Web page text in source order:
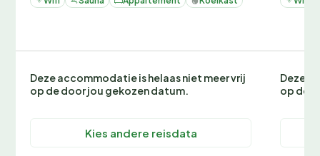
Deze accommodatie is helaas niet meer vrij
op de door jou gekozen datum.
Kies andere reisdata
Deze
op de